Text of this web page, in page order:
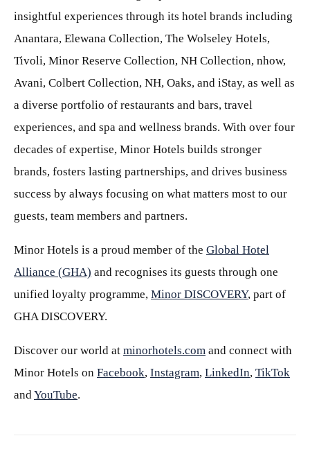
insightful experiences through its hotel brands including
Anantara, Elewana Collection, The Wolseley Hotels,
Tivoli, Minor Reserve Collection, NH Collection, nhow,
Avani, Colbert Collection, NH, Oaks, and iStay, as well as
a diverse portfolio of restaurants and bars, travel
experiences, and spa and wellness brands. With over four
decades of expertise, Minor Hotels builds stronger
brands, fosters lasting partnerships, and drives business
success by always focusing on what matters most to our
guests, team members and partners.
Minor Hotels is a proud member of the Global Hotel
Alliance (GHA) and recognises its guests through one
unified loyalty programme, Minor DISCOVERY, part of
GHA DISCOVERY.
Discover our world at minorhotels.com and connect with
Minor Hotels on Facebook, Instagram, LinkedIn, TikTok
andYouTube.